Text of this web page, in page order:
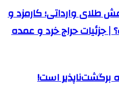
طلای وارداتی؛ کارمزد و
جزئیات حراج خرد و عمده
برگشت‌ناپذیر است!